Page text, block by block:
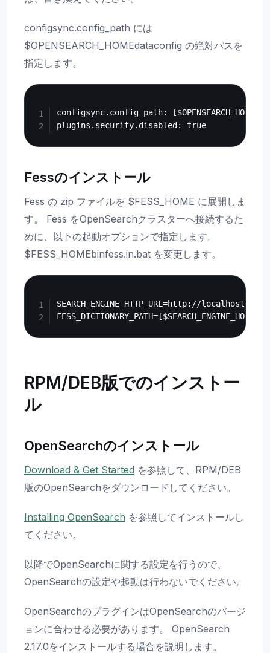
configsync.config_path には
$OPENSEARCH_HOMEdataconfig の絶対パスを
指定します。
configsync.config_path: [$OPENSEARCH_HOME
Fessのインストール
Fess の zip ファイルを $FESS_HOME に展開しま
す。 Fess をOpenSearchクラスターへ接続するた
めに、以下の起動オプションで指定します。
$FESS_HOMEbinfess.in.bat を変更します。
SEARCH_ENGINE_HTTP_URL=http://localhost:9200
RPM/DEB版でのインストー
ル
OpenSearchのインストール
Download & Get Started を参照して、RPM/DEB
版のOpenSearchをダウンロードしてください。
Installing OpenSearch を参照してインストールし
てください。
以降でOpenSearchに関する設定を行うので、
OpenSearchの設定や起動は行わないでください。
OpenSearchのプラグインはOpenSearchのバージ
ョンに合わせる必要があります。 OpenSearch
2.17.0をインストールする場合を説明します。